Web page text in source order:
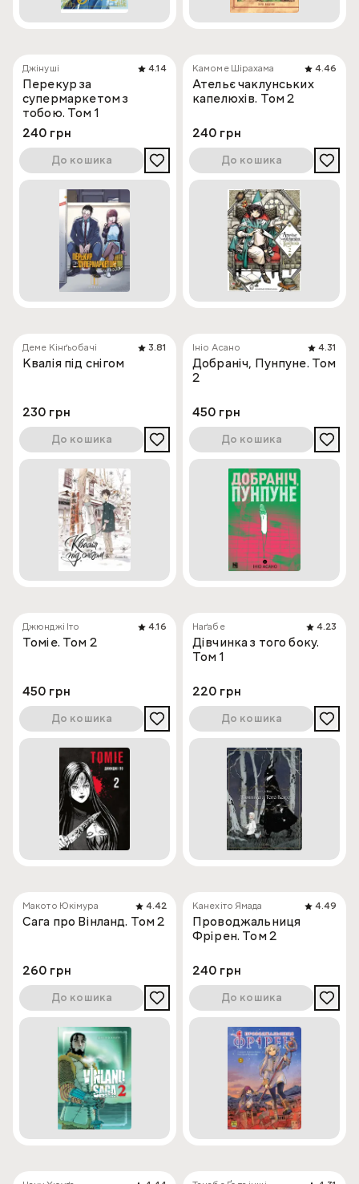
Джінуші 4.14
Перекур за
супермаркетом з
тобою. Том 1
240 грн
До кошика
Камоме Шірахама 4.46
Ательє чаклунських
капелюхів. Том 2
240 грн
До кошика
Деме Кінґьобачі 3.81
Квалія під снігом
230 грн
До кошика
Ініо Асано 4.31
Добраніч, Пунпуне. Том
2
450 грн
До кошика
Джюнджі Іто 4.16
Томіе. Том 2
450 грн
До кошика
Наґабе 4.23
Дівчинка з того боку.
Том 1
220 грн
До кошика
Макото Юкімура 4.42
Сага про Вінланд. Том 2
260 грн
До кошика
Канехіто Ямада 4.49
Проводжальниця
Фрірен. Том 2
240 грн
До кошика